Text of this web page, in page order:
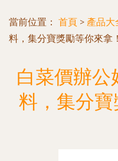
當前位置： 首頁 > 產品大
料，集分寶獎勵等你來拿！
白菜價辦公
料，集分寶